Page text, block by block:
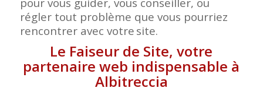
régler tout problème que vous pourriez
rencontrer avec votre site.
Le Faiseur de Site, votre
partenaire web indispensable à
Albitreccia